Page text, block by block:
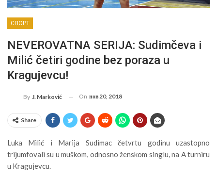
СПОРТ
NEVEROVATNA SERIJA: Sudimčeva i
Milić četiri godine bez poraza u
Kragujevcu!
By J. Marković On нов 20, 2018
Share
Luka Milić i Marija Sudimac četvrtu godinu uzastopno
trijumfovali su u muškom, odnosno ženskom singlu, na A turniru
u Kragujevcu.